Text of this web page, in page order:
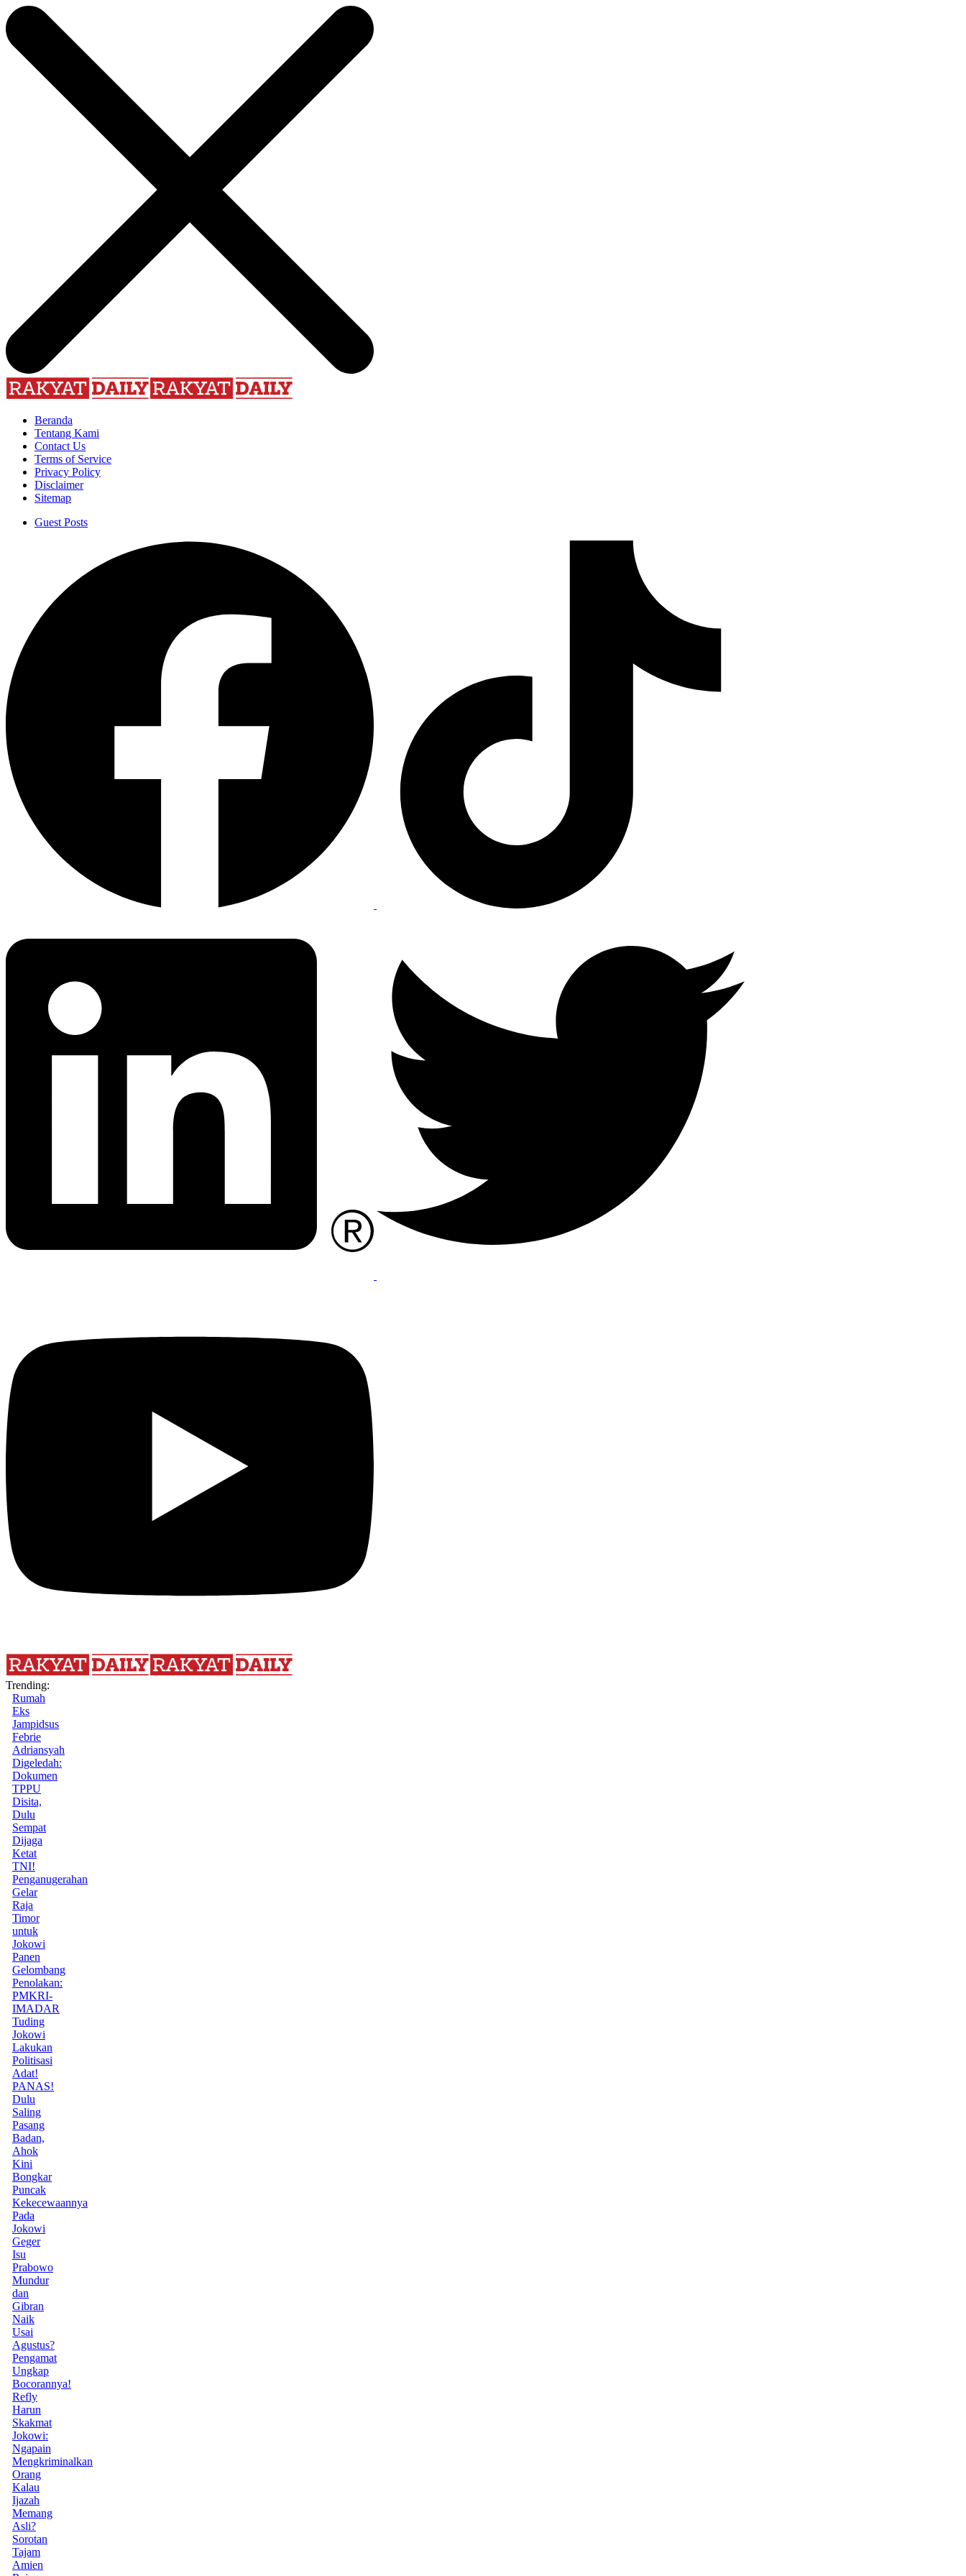
Beranda
Tentang Kami
Contact Us
Terms of Service
Privacy Policy
Disclaimer
Sitemap
Guest Posts
Trending:
Rumah
Eks
Jampidsus
Febrie
Adriansyah
Digeledah:
Dokumen
TPPU
Disita,
Dulu
Sempat
Dijaga
Ketat
TNI!
Penganugerahan
Gelar
Raja
Timor
untuk
Jokowi
Panen
Gelombang
Penolakan:
PMKRI-
IMADAR
Tuding
Jokowi
Lakukan
Politisasi
Adat!
PANAS!
Dulu
Saling
Pasang
Badan,
Ahok
Kini
Bongkar
Puncak
Kekecewaannya
Pada
Jokowi
Geger
Isu
Prabowo
Mundur
dan
Gibran
Naik
Usai
Agustus?
Pengamat
Ungkap
Bocorannya!
Refly
Harun
Skakmat
Jokowi:
Ngapain
Mengkriminalkan
Orang
Kalau
Ijazah
Memang
Asli?
Sorotan
Tajam
Amien